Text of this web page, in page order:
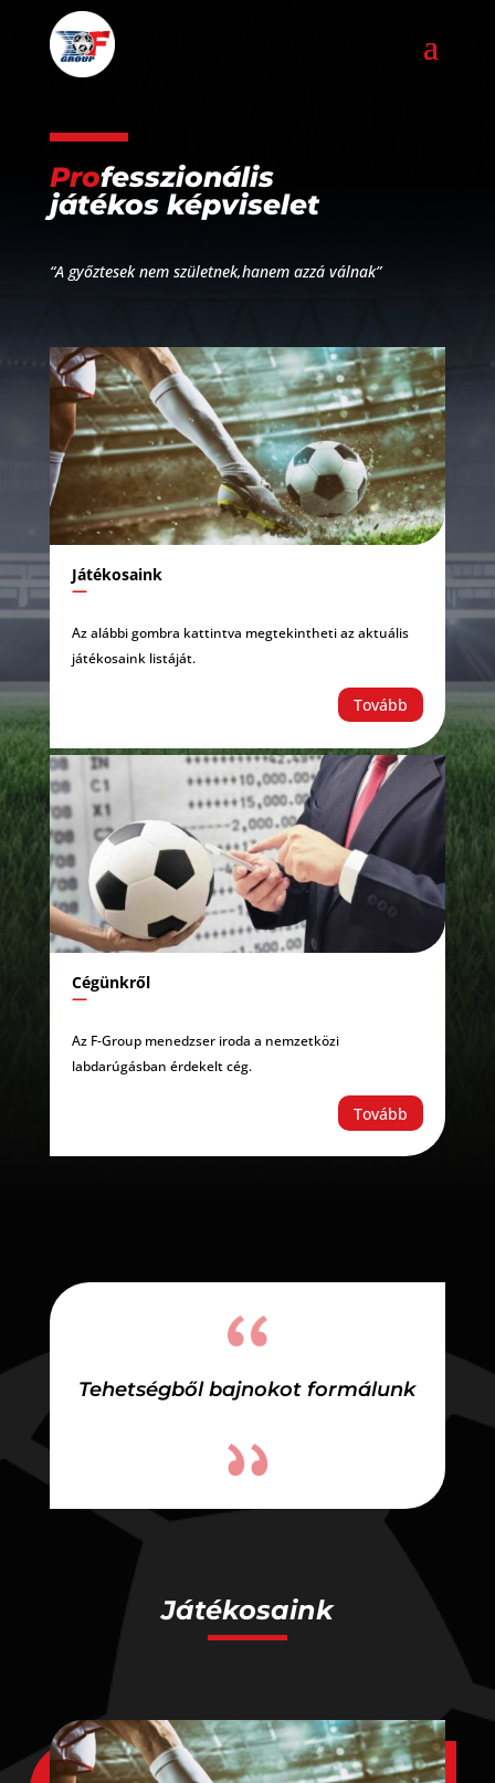
Professzionális
játékos képviselet
“A győztesek nem születnek,hanem azzá válnak”
Játékosaink
—
Az alábbi gombra kattintva megtekintheti az aktuális
játékosaink listáját.
Tovább
Cégünkről
—
Az F-Group menedzser iroda a nemzetközi
labdarúgásban érdekelt cég.
Tovább
Tehetségből bajnokot formálunk
Játékosaink